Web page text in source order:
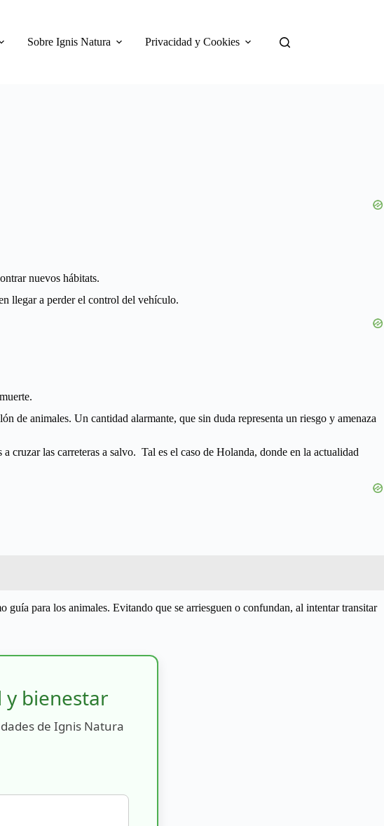
Sobre Ignis Natura Privacidad y Cookies
nuevos hábitats.
llegar a perder el control del vehículo.
de animales. Un cantidad alarmante, que sin duda representa un riesgo y amenaza
cruzar las carreteras a salvo. Tal es el caso de Holanda, donde en la actualidad
para los animales. Evitando que se arriesguen o confundan, al intentar transitar
y bienestar
de Ignis Natura